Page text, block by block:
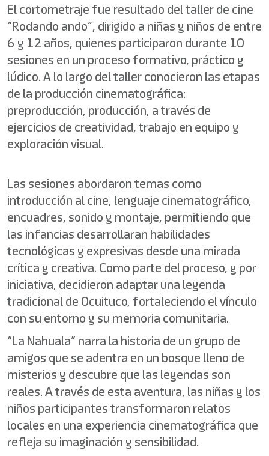
El cortometraje fue resultado del taller de cine
“Rodando ando”, dirigido a niñas y niños de entre
6 y 12 años, quienes participaron durante 10
sesiones en un proceso formativo, práctico y
lúdico. A lo largo del taller conocieron las etapas
de la producción cinematográfica:
preproducción, producción, a través de
ejercicios de creatividad, trabajo en equipo y
exploración visual.
Las sesiones abordaron temas como
introducción al cine, lenguaje cinematográfico,
encuadres, sonido y montaje, permitiendo que
las infancias desarrollaran habilidades
tecnológicas y expresivas desde una mirada
crítica y creativa. Como parte del proceso, y por
iniciativa, decidieron adaptar una leyenda
tradicional de Ocuituco, fortaleciendo el vínculo
con su entorno y su memoria comunitaria.
“La Nahuala” narra la historia de un grupo de
amigos que se adentra en un bosque lleno de
misterios y descubre que las leyendas son
reales. A través de esta aventura, las niñas y los
niños participantes transformaron relatos
locales en una experiencia cinematográfica que
refleja su imaginación y sensibilidad.